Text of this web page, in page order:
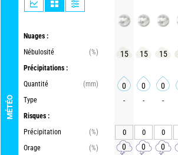
MÉTÉO
Nuages :
Nébulosité
(%)
Précipitations :
Quantité
(mm)
Type
Risques :
Précipitation
(%)
Orage
(%)
15 15 15
0 0 0
- - -
0 0 0
0 0 0